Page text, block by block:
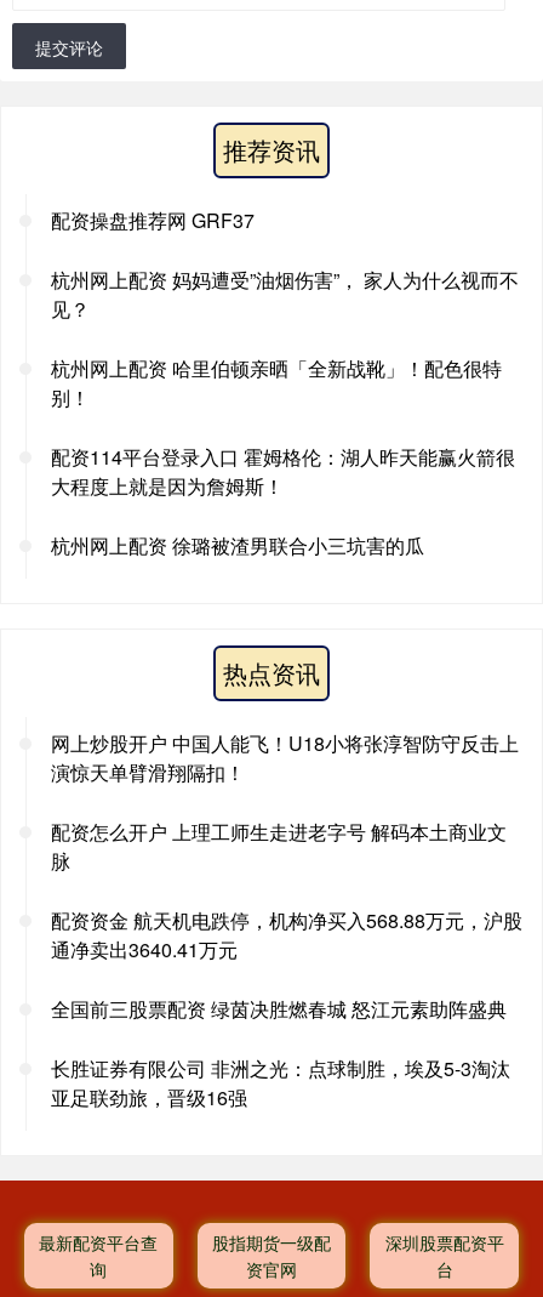
提交评论
推荐资讯
配资操盘推荐网 GRF37
杭州网上配资 妈妈遭受”油烟伤害”， 家人为什么视而不
见？
杭州网上配资 哈里伯顿亲晒「全新战靴」！配色很特
别！
配资114平台登录入口 霍姆格伦：湖人昨天能赢火箭很
大程度上就是因为詹姆斯！
杭州网上配资 徐璐被渣男联合小三坑害的瓜
热点资讯
网上炒股开户 中国人能飞！U18小将张淳智防守反击上
演惊天单臂滑翔隔扣！
配资怎么开户 上理工师生走进老字号 解码本土商业文
脉
配资资金 航天机电跌停，机构净买入568.88万元，沪股
通净卖出3640.41万元
全国前三股票配资 绿茵决胜燃春城 怒江元素助阵盛典
长胜证券有限公司 非洲之光：点球制胜，埃及5-3淘汰
亚足联劲旅，晋级16强
最新配资平台查
询
股指期货一级配
资官网
深圳股票配资平
台